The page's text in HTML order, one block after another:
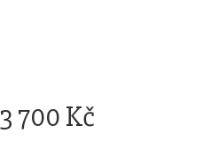
3 700 Kč